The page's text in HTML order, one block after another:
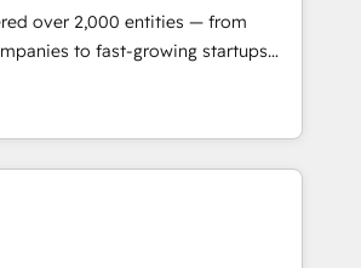
HubSpot Impact Award 🏆
HubSpot Impact Award 🏆2017
Agency of the Year 🏆2016
HubSpot Impact Award 🏆2015
Award 🏆2014 HubSpot
🏆2013 HubSpot Marketplace
over 2,000 entities — from
to fast-growing startups
to streamline operations, scale
the full potential of HubSpot.
and industry expertise, we fuse
and AI innovation to deliver
implementations • Onboarding for
& Content Hubs • AI voice